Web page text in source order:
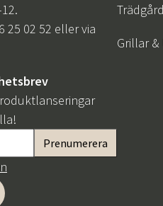
25 02 52 eller via
Trädgård
Grillar